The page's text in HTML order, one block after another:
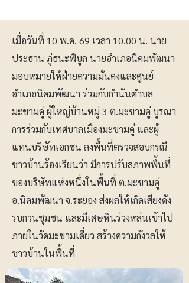
เมื่อวันที่ 10 พ.ค. 69 เวลา 10.00 น. นาย
ประธาน ภู่ธนะพิบูล นายอำเภอนิคมพัฒนา
มอบหมายให้ฝ่ายความมั่นคงและศูนย์
อำเภอนิคมพัฒนา ร่วมกับกำนันตำบล
มะขามคู่ ผู้ใหญ่บ้านหมู่ 3 ต.มะขามคู่ บูรณา
การร่วมกับเทศบาลเมืองมะขามคู่ และผู้
แทนบริษัทเอกชน ลงพื้นที่ตรวจสอบกรณี
ชาวบ้านร้องเรียนว่า มีการปรับสภาพพื้นที่
ของบริษัทแห่งหนึ่งในพื้นที่ ต.มะขามคู่
อ.นิคมพัฒนา จ.ระยอง ส่งผลให้เกิดเสียงดัง
รบกวนชุมชน และมีเศษหินร่วงหล่นเข้าไป
ภายในวัดมะขามเดี่ยว สร้างความกังวลให้
ชาวบ้านในพื้นที่